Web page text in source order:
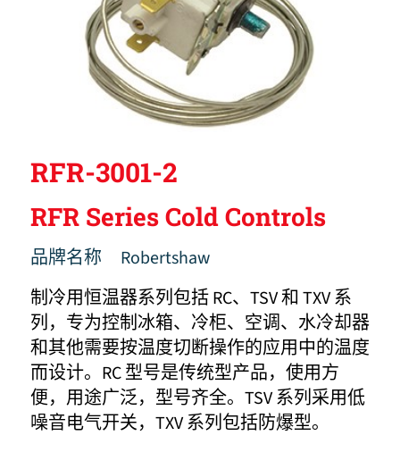
RFR-3001-2
RFR Series Cold Controls
品牌名称
Robertshaw
制冷用恒温器系列包括 RC、TSV 和 TXV 系
列，专为控制冰箱、冷柜、空调、水冷却器
和其他需要按温度切断操作的应用中的温度
而设计。RC 型号是传统型产品，使用方
便，用途广泛，型号齐全。TSV 系列采用低
噪音电气开关，TXV 系列包括防爆型。